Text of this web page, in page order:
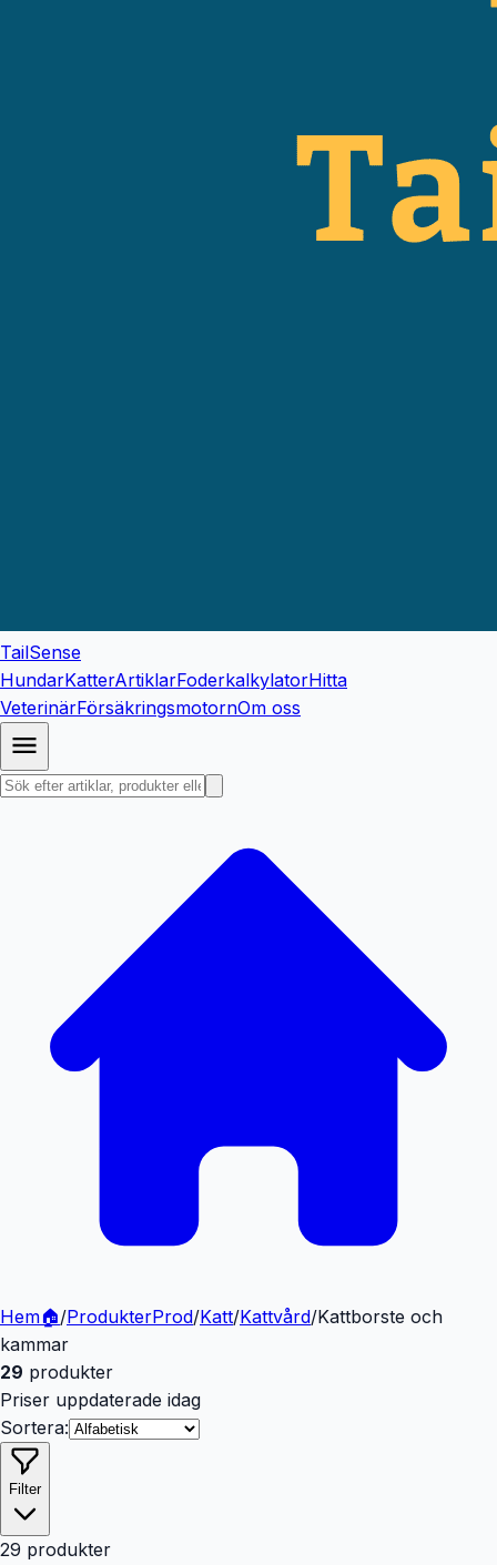
TailSense
HundarKatterArtiklarFoderkalkylatorHitta
VeterinärFörsäkringsmotornOm oss
Hem🏠/ProdukterProd/Katt/Kattvård/Kattborste och
kammar
29 produkter
Priser uppdaterade idag
Sortera:
Filter
29 produkter